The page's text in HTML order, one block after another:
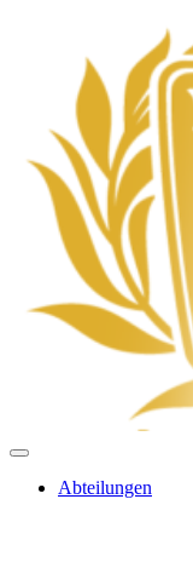
Abteilungen